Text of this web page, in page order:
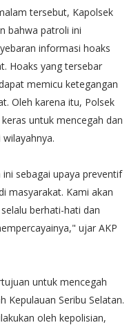
tersebut, Kapolsek
bahwa patroli ini
informasi hoaks
Hoaks yang tersebar
memicu ketegangan
Oleh karena itu, Polsek
untuk mencegah dan
sebagai upaya preventif
masyarakat. Kami akan
berhati-hati dan
ujar AKP
untuk mencegah
Kepulauan Seribu Selatan.
oleh kepolisian,